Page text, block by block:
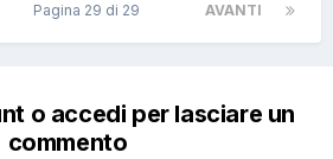
AVANTI
Pagina 29 di 29
o accedi per lasciare un
commento